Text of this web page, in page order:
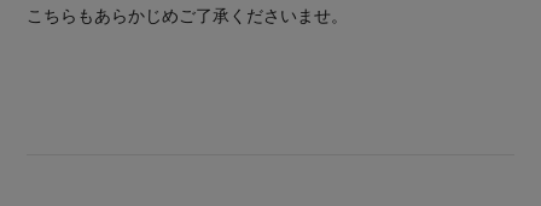
こちらもあらかじめご了承くださいませ。